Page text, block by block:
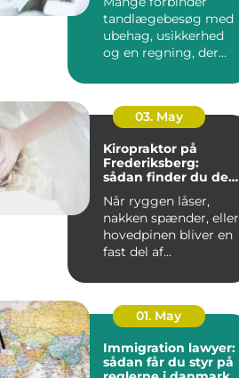
tandlægebesøg med
ubehag, usikkerhed
og en regning, der
budgettet. S...
03. May
Kiropraktor på
Frederiksberg:
sådan finder du den
Når ryggen låser,
nakken spænder, eller
hovedpinen bliver en
fast del af
01. May
Immigration lawyer:
sådan får du styr på